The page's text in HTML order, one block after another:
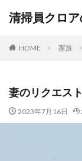
清掃員クロ
HOME 家族
妻のリクエス
2023年7月16日